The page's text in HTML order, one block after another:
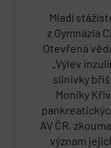
Mladí
z Gymnázia
Otevřená
„Výlev
slinivky
Moniky
AV ČR,
význam